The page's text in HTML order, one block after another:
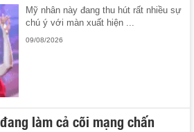
Mỹ nhân này đang thu hút rất nhiều sự
chú ý với màn xuất hiện ...
09/08/2026
làm cả cõi mạng chấn